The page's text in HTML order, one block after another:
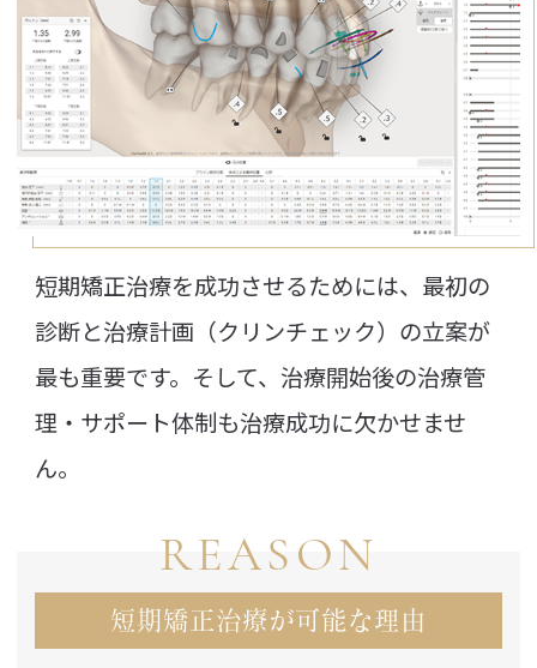
短期矯正治療を成功させるためには、最初の
診断と治療計画（クリンチェック）の立案が
最も重要です。そして、治療開始後の治療管
理・サポート体制も治療成功に欠かせませ
ん。
REASON
短期矯正治療が可能な理由